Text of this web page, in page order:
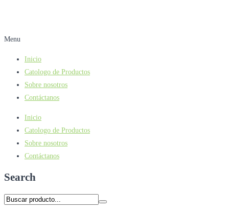
Menu
Inicio
Catologo de Productos
Sobre nosotros
Contáctanos
Inicio
Catologo de Productos
Sobre nosotros
Contáctanos
Search